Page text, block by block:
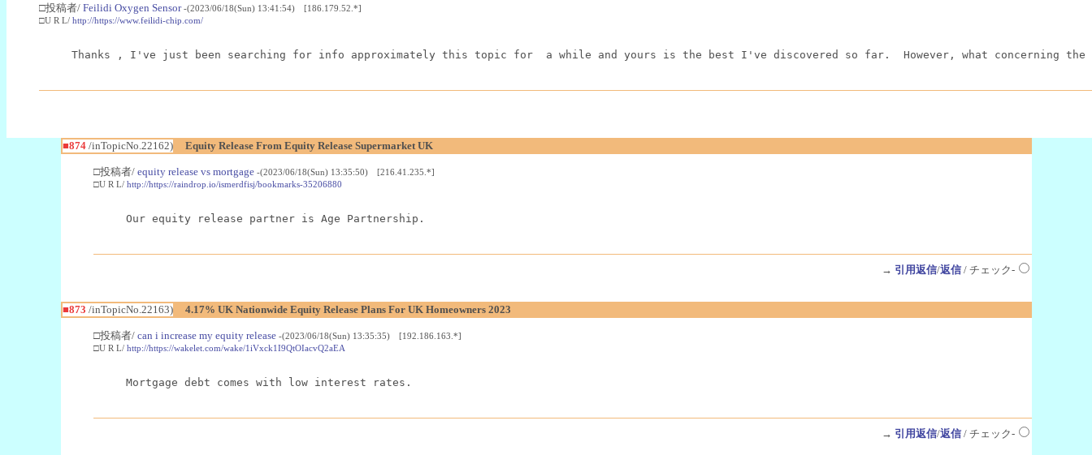
□投稿者/ Feilidi Oxygen Sensor -(2023/06/18(Sun) 13:41:54) [186.179.52.*]
□U R L/ http://https://www.feilidi-chip.com/
Thanks , I've just been searching for info approximately this topic for  a while and yours is the best I've discovered so far.  However, what concerning the
■874/inTopicNo.22162) Equity Release From Equity Release Supermarket UK
□投稿者/ equity release vs mortgage -(2023/06/18(Sun) 13:35:50) [216.41.235.*]
□U R L/ http://https://raindrop.io/ismerdfisj/bookmarks-35206880
Our equity release partner is Age Partnership.
→ 引用返信/返信/ チェック-
■873 /inTopicNo.22163) 4.17% UK Nationwide Equity Release Plans For UK Homeowners 2023
□投稿者/ can i increase my equity release -(2023/06/18(Sun) 13:35:35) [192.186.163.*]
□U R L/ http://https://wakelet.com/wake/1iVxck1I9QtOIacvQ2aEA
Mortgage debt comes with low interest rates.
→ 引用返信/返信/ チェック-